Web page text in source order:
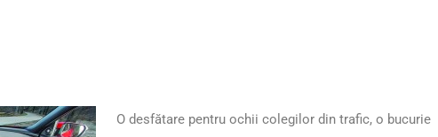
O desfătare pentru ochii colegilor din trafic, o bucurie